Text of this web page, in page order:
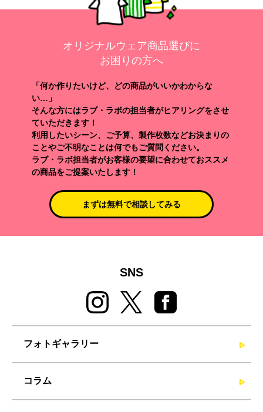
オリジナルウェア商品選びに
お困りの方へ
「何か作りたいけど、どの商品がいいかわからな
い…」
そんな方にはラブ・ラボの担当者がヒアリングをさせ
ていただきます！
利用したいシーン、ご予算、製作枚数などお決まりの
ことやご不明なことは何でもご質問ください。
ラブ・ラボ担当者がお客様の要望に合わせておススメ
の商品をご提案いたします！
まずは無料で相談してみる
SNS
フォトギャラリー
コラム